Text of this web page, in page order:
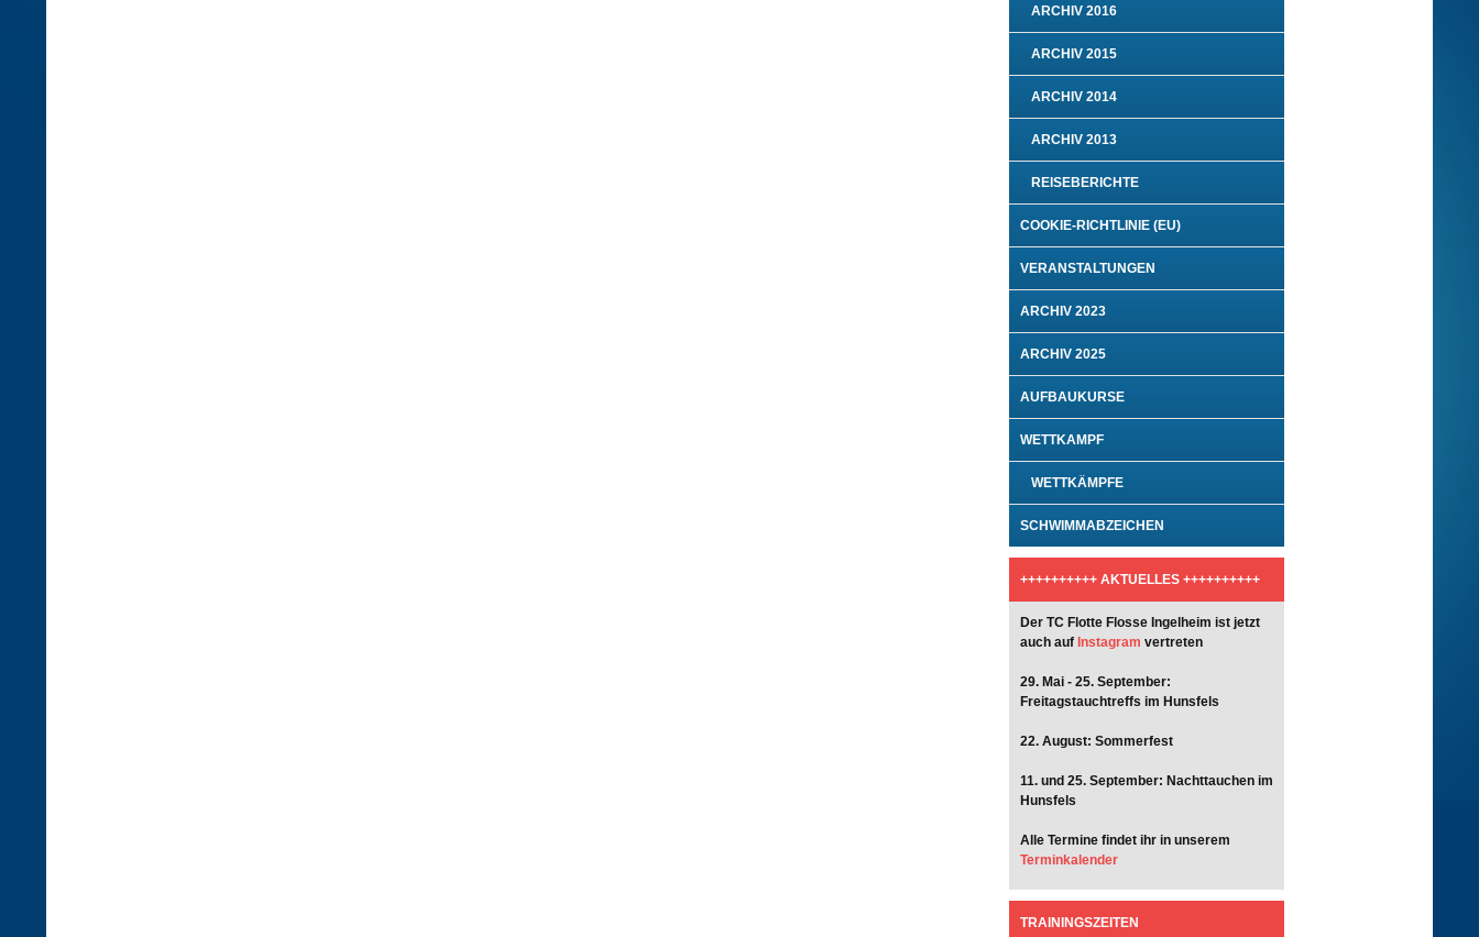
ARCHIV 2016
ARCHIV 2015
ARCHIV 2014
ARCHIV 2013
REISEBERICHTE
COOKIE-RICHTLINIE (EU)
VERANSTALTUNGEN
ARCHIV 2023
ARCHIV 2025
AUFBAUKURSE
WETTKAMPF
WETTKÄMPFE
SCHWIMMABZEICHEN
++++++++++ AKTUELLES ++++++++++
Der TC Flotte Flosse Ingelheim ist jetzt
auch auf Instagram vertreten
29. Mai - 25. September:
Freitagstauchtreffs im Hunsfels
22. August: Sommerfest
11. und 25. September: Nachttauchen im
Hunsfels
Alle Termine findet ihr in unserem
Terminkalender
TRAININGSZEITEN